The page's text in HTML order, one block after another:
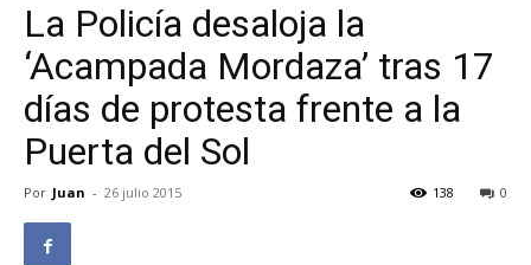
La Policía desaloja la
‘Acampada Mordaza’ tras 17
días de protesta frente a la
Puerta del Sol
Por Juan - 26 julio 2015 0
138